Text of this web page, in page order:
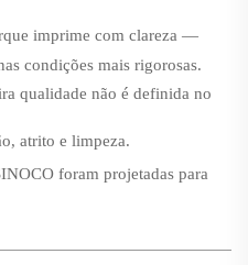
imprime com clareza —
condições mais rigorosas.
qualidade não é definida no
atrito e limpeza.
foram projetadas para